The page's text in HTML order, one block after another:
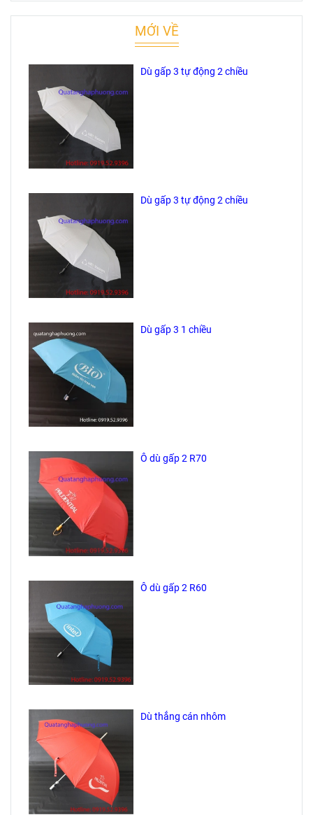
MỚI VỀ
Dù gấp 3 tự động 2 chiều
Dù gấp 3 tự động 2 chiều
Dù gấp 3 1 chiều
Ô dù gấp 2 R70
Ô dù gấp 2 R60
Dù thẳng cán nhôm